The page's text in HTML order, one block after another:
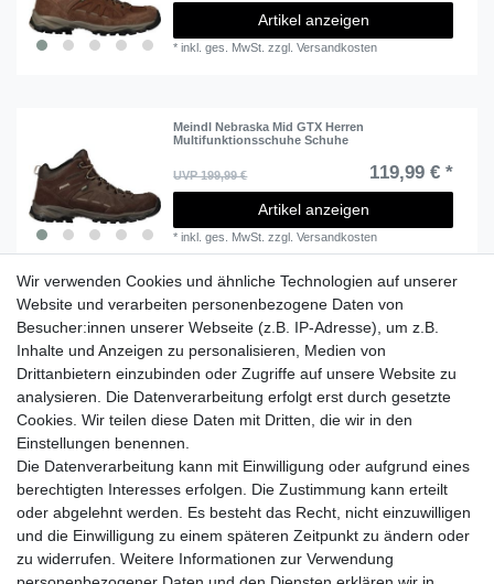
Artikel anzeigen
*inkl. ges. MwSt. zzgl.Versandkosten
Meindl Nebraska Mid GTX Herren
Multifunktionsschuhe Schuhe
UVP 199,99 € 119,99 € *
Artikel anzeigen
*inkl. ges. MwSt. zzgl.Versandkosten
Lieferzeit etwa 1 bis 3 Werktage
Versand mit DHL
14 Tage Rückgaberecht
Kontaktieren Sie uns!
Wir verwenden Cookies und ähnliche Technologien auf unserer
Website und verarbeiten personenbezogene Daten von
Besucher:innen unserer Webseite (z.B. IP-Adresse), um z.B.
Inhalte und Anzeigen zu personalisieren, Medien von
Drittanbietern einzubinden oder Zugriffe auf unsere Website zu
analysieren. Die Datenverarbeitung erfolgt erst durch gesetzte
Cookies. Wir teilen diese Daten mit Dritten, die wir in den
Einstellungen benennen.
Die Datenverarbeitung kann mit Einwilligung oder aufgrund eines
berechtigten Interesses erfolgen. Die Zustimmung kann erteilt
oder abgelehnt werden. Es besteht das Recht, nicht einzuwilligen
und die Einwilligung zu einem späteren Zeitpunkt zu ändern oder
zu widerrufen. Weitere Informationen zur Verwendung